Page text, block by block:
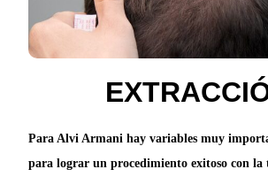
Para Alvi Armani hay variables muy
para lograr un procedimiento exitoso con la